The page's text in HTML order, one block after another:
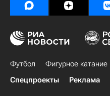
Футбол Фигурное катание
Спецпроекты
Реклама